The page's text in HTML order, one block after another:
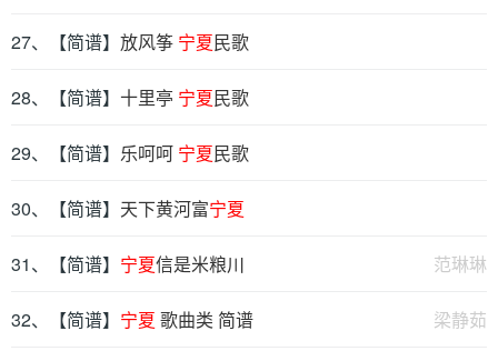
27、【简谱】 放风筝 宁夏民歌
28、【简谱】 十里亭 宁夏民歌
29、【简谱】 乐呵呵 宁夏民歌
30、【简谱】 天下黄河富宁夏
范琳琳
31、【简谱】 宁夏信是米粮川
梁静茹
32、【简谱】 宁夏 歌曲类 简谱